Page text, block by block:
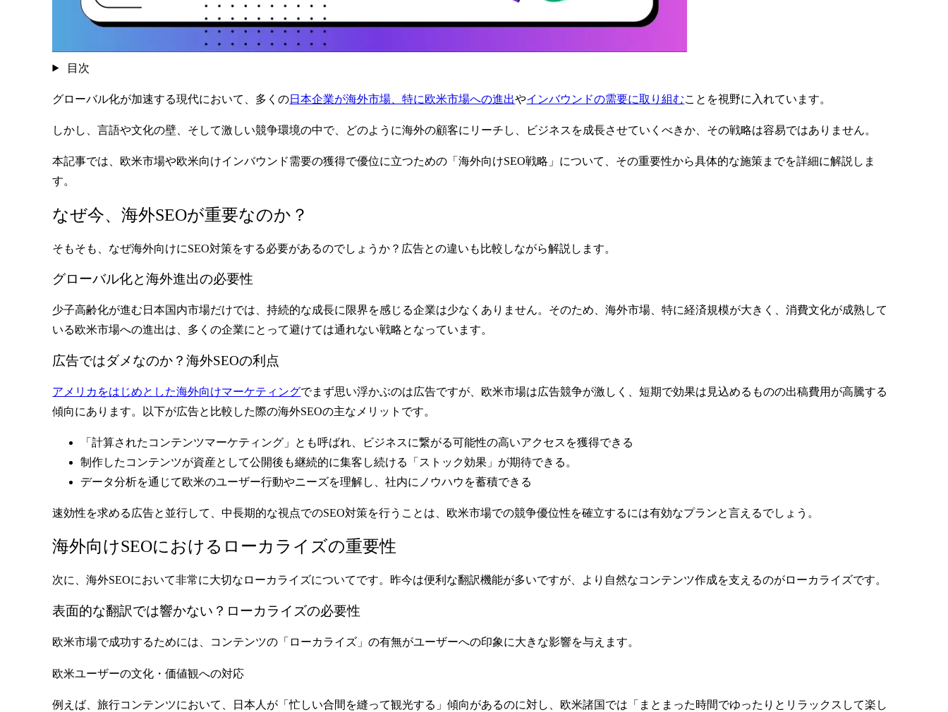
目次
グローバル化が加速する現代において、多くの日本企業が海外市場、特に欧米市場への進出やインバウンドの需要に取り組むことを視野に入れています。
しかし、言語や文化の壁、そして激しい競争環境の中で、どのように海外の顧客にリーチし、ビジネスを成長させていくべきか、その戦略は容易ではありません。
本記事では、欧米市場や欧米向けインバウンド需要の獲得で優位に立つための「海外向けSEO戦略」について、その重要性から具体的な施策までを詳細に解説しま
す。
なぜ今、海外SEOが重要なのか？
そもそも、なぜ海外向けにSEO対策をする必要があるのでしょうか？広告との違いも比較しながら解説します。
グローバル化と海外進出の必要性
少子高齢化が進む日本国内市場だけでは、持続的な成長に限界を感じる企業は少なくありません。そのため、海外市場、特に経済規模が大きく、消費文化が成熟して
いる欧米市場への進出は、多くの企業にとって避けては通れない戦略となっています。
広告ではダメなのか？海外SEOの利点
アメリカをはじめとした海外向けマーケティングでまず思い浮かぶのは広告ですが、欧米市場は広告競争が激しく、短期で効果は見込めるものの出稿費用が高騰する
傾向にあります。以下が広告と比較した際の海外SEOの主なメリットです。
「計算されたコンテンツマーケティング」とも呼ばれ、 ビジネスに繋がる可能性の高いアクセスを獲得できる
制作したコンテンツが資産として公開後も継続的に集客し続ける「ストック効果」 が期待できる。
データ分析を通じて欧米のユーザー行動やニーズを理解し、社内にノウハウを蓄積できる
速効性を求める広告と並行して、中長期的な視点でのSEO対策を行うことは、欧米市場での競争優位性を確立するには有効なプランと言えるでしょう。
海外向けSEOにおけるローカライズの重要性
次に、海外SEOにおいて非常に大切なローカライズについてです。昨今は便利な翻訳機能が多いですが、より 自然なコンテンツ作成を支えるのがローカライズです。
表面的な翻訳では響かない？ローカライズの必要性
欧米市場で成功するためには、コンテンツの「ローカライズ」の有無がユーザーへの印象に大きな影響を与えます。
欧米ユーザーの文化・価値観への対応
例えば、旅行コンテンツにおいて、日本人が「忙しい合間を縫って観光する」傾向があるのに対し、欧米諸国では「まとまった時間でゆったりとリラックスして楽し